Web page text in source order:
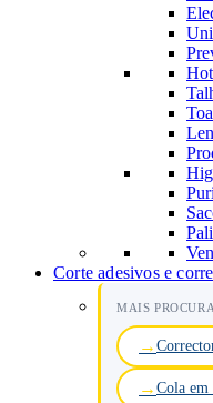
Corte adesivos e
MAIS
Cola em